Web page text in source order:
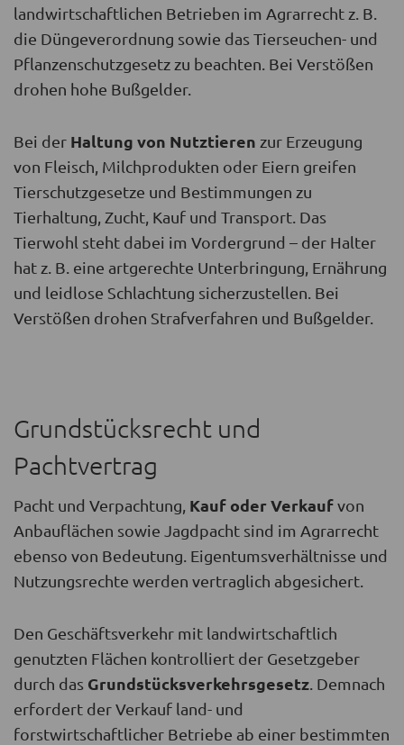
landwirtschaftlichen Betrieben im Agrarrecht z. B.
die Düngeverordnung sowie das Tierseuchen- und
Pflanzenschutzgesetz zu beachten. Bei Verstößen
drohen hohe Bußgelder.
Bei der Haltung von Nutztieren zur Erzeugung
von Fleisch, Milchprodukten oder Eiern greifen
Tierschutzgesetze und Bestimmungen zu
Tierhaltung, Zucht, Kauf und Transport. Das
Tierwohl steht dabei im Vordergrund – der Halter
hat z. B. eine artgerechte Unterbringung, Ernährung
und leidlose Schlachtung sicherzustellen. Bei
Verstößen drohen Strafverfahren und Bußgelder.
Grundstücksrecht und
Pachtvertrag
Pacht und Verpachtung, Kauf oder Verkaufvon
Anbauflächen sowie Jagdpacht sind im Agrarrecht
ebenso von Bedeutung. Eigentumsverhältnisse und
Nutzungsrechte werden vertraglich abgesichert.
Den Geschäftsverkehr mit landwirtschaftlich
genutzten Flächen kontrolliert der Gesetzgeber
durch das Grundstücksverkehrsgesetz. Demnach
erfordert der Verkauf land- und
forstwirtschaftlicher Betriebe ab einer bestimmten